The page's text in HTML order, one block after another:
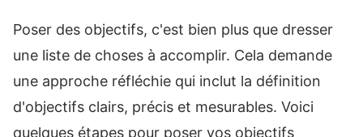
Poser des objectifs, c'est bien plus que dresser
une liste de choses à accomplir. Cela demande
une approche réfléchie qui inclut la définition
d'objectifs clairs, précis et mesurables. Voici
quelques étapes pour poser vos objectifs